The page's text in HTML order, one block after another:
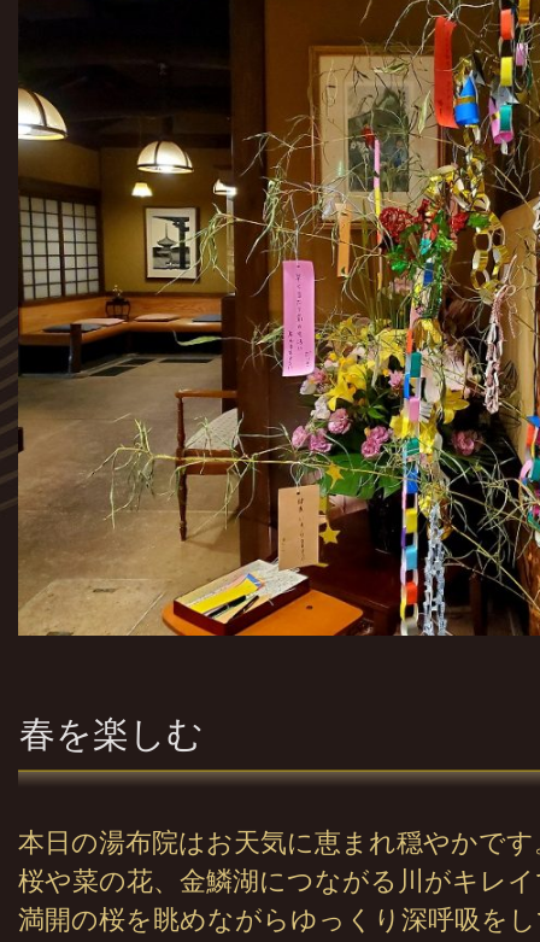
春を楽しむ
本日の湯布院はお天気に恵まれ穏やかです
桜や菜の花、金鱗湖につながる川がキレ
満開の桜を眺めながらゆっくり深呼吸を